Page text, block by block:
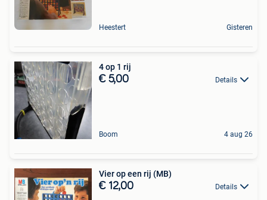
Heestert Gisteren
4 op 1 rij
€ 5,00 Details
Boom 4 aug 26
Vier op een rij (MB)
€ 12,00 Details